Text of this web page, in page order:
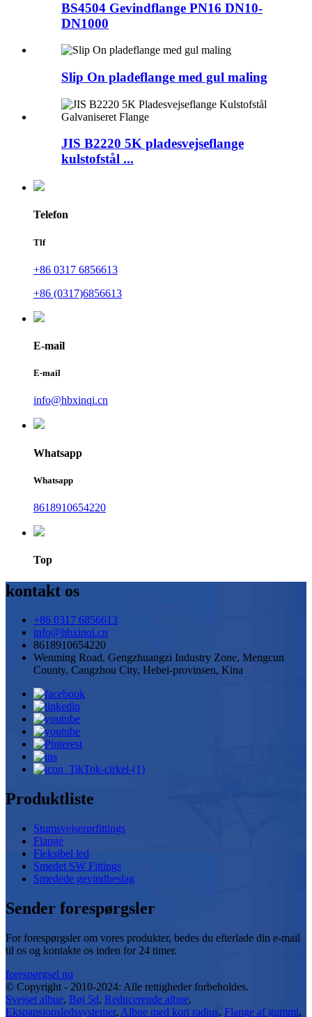
BS4504 Gevindflange PN16 DN10-
DN1000
Slip On pladeflange med gul maling
JIS B2220 5K pladesvejseflange
kulstofstål ...
Telefon
Tlf
+86 0317 6856613
+86 (0317)6856613
E-mail
E-mail
info@hbxinqi.cn
Whatsapp
Whatsapp
8618910654220
Top
kontakt os
+86 0317 6856613
info@hbxinqi.cn
8618910654220
Wenming Road, Gengzhuangzi Industry Zone, Mengcun
County, Cangzhou City, Hebei-provinsen, Kina
Produktliste
Stumsvejserørfittings
Flange
Fleksibel led
Smedet SW Fittings
Smedede gevindbeslag
Sender forespørgsler
For forespørgsler om vores produkter, bedes du efterlade din e-mail
til os og kontakte os inden for 24 timer.
forespørgsel nu
© Copyright - 2010-2024: Alle rettigheder forbeholdes.
Svejset albue, Bøj 5d, Reducerende albue,
Ekspansionsledssystemer, Albue med kort radius, Flange af gummi,